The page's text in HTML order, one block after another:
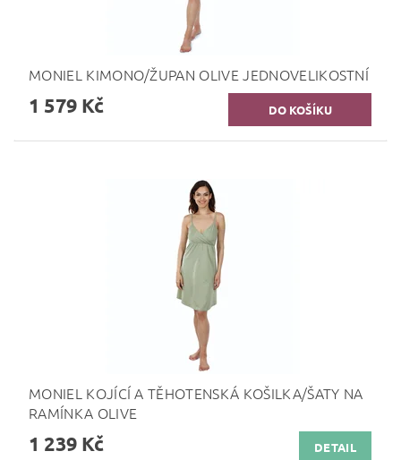
MONIEL KIMONO/ŽUPAN OLIVE JEDNOVELIKOSTNÍ
1 579 Kč
MONIEL KOJÍCÍ A TĚHOTENSKÁ KOŠILKA/ŠATY NA
RAMÍNKA OLIVE
1 239 Kč DETAIL